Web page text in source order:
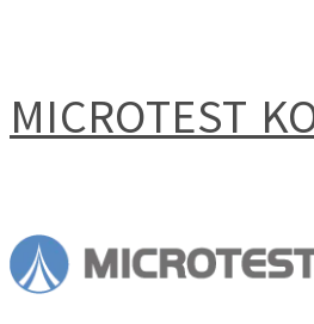
MICROTEST